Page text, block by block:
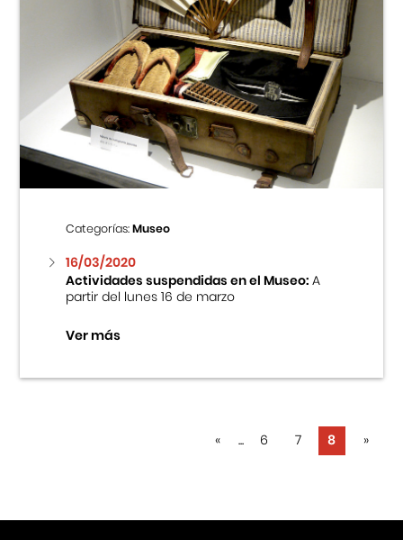
Categorías:Museo
16/03/2020
Actividades suspendidas en el Museo:A
partir del lunes 16 de marzo
Ver más
« ... 6 7 8 »